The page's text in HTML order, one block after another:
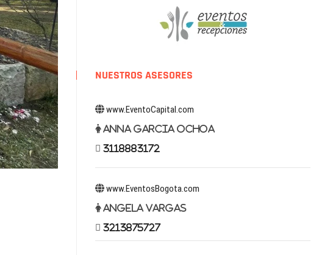
NUESTROS ASESORES
www.EventoCapital.com
Anna Garcia Ochoa
3118883172
www.EventosBogota.com
Angela Vargas
3213875727